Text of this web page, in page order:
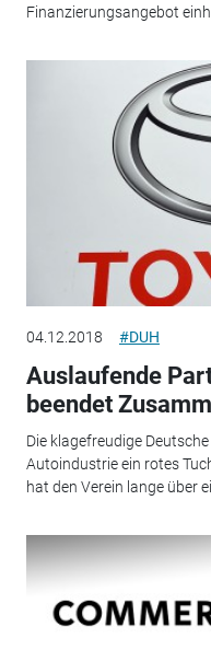
Finanzierungsangebot
04.12.2018 #DUH
Auslaufende
beendet
Die klagefreudige
Autoindustrie ein rotes
hat den Verein lange über